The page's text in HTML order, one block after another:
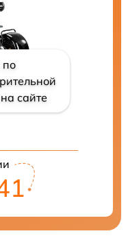
по
сайте